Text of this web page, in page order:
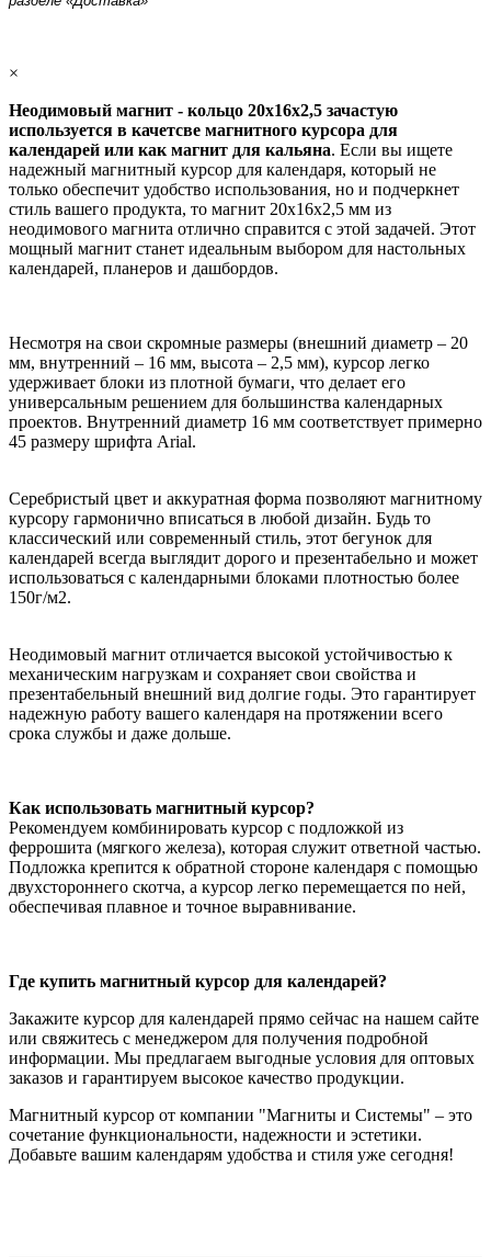
×
Неодимовый магнит - кольцо 20х16х2,5 зачастую
используется в качетсве магнитного курсора для
календарей или как магнит для кальяна. Если вы ищете
надежный магнитный курсор для календаря, который не
только обеспечит удобство использования, но и подчеркнет
стиль вашего продукта, то магнит 20х16х2,5 мм из
неодимового магнита отлично справится с этой задачей. Этот
мощный магнит станет идеальным выбором для настольных
календарей, планеров и дашбордов.
Несмотря на свои скромные размеры (внешний диаметр – 20
мм, внутренний – 16 мм, высота – 2,5 мм), курсор легко
удерживает блоки из плотной бумаги, что делает его
универсальным решением для большинства календарных
проектов. Внутренний диаметр 16 мм соответствует примерно
45 размеру шрифта Arial.
Серебристый цвет и аккуратная форма позволяют магнитному
курсору гармонично вписаться в любой дизайн. Будь то
классический или современный стиль, этот бегунок для
календарей всегда выглядит дорого и презентабельно и может
использоваться с календарными блоками плотностью более
150г/м2.
Неодимовый магнит отличается высокой устойчивостью к
механическим нагрузкам и сохраняет свои свойства и
презентабельный внешний вид долгие годы. Это гарантирует
надежную работу вашего календаря на протяжении всего
срока службы и даже дольше.
Как использовать магнитный курсор?
Рекомендуем комбинировать курсор с подложкой из
феррошита (мягкого железа), которая служит ответной частью.
Подложка крепится к обратной стороне календаря с помощью
двухстороннего скотча, а курсор легко перемещается по ней,
обеспечивая плавное и точное выравнивание.
Где купить магнитный курсор для календарей?
Закажите курсор для календарей прямо сейчас на нашем сайте
или свяжитесь с менеджером для получения подробной
информации. Мы предлагаем выгодные условия для оптовых
заказов и гарантируем высокое качество продукции.
Магнитный курсор от компании "Магниты и Системы" – это
сочетание функциональности, надежности и эстетики.
Добавьте вашим календарям удобства и стиля уже сегодня!